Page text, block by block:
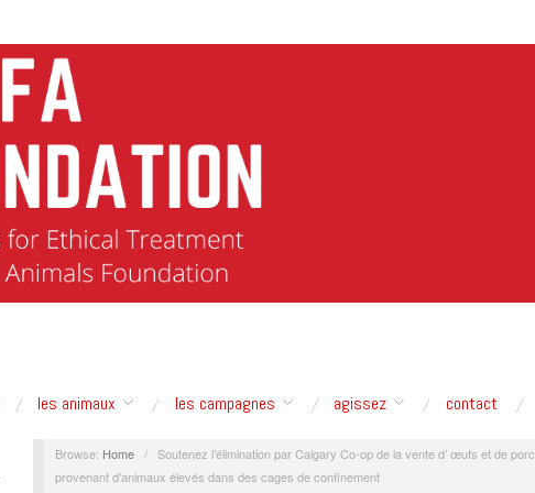
les animaux les campagnes agissez contact
Browse: Home / Soutenez l’élimination par Calgary Co-op de la vente d’ œufs et de porc
provenant d’animaux élevés dans des cages de confinement